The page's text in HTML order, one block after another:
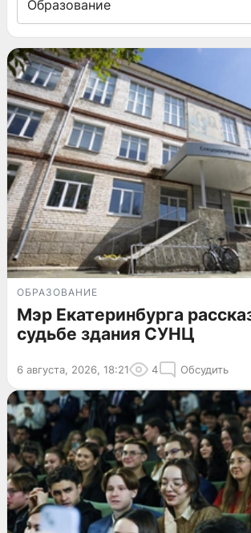
ОБРАЗОВАНИЕ
Мэр Екатеринбурга
судьбе здания СУНЦ
6 августа, 2026, 18:21 4 Обсудить